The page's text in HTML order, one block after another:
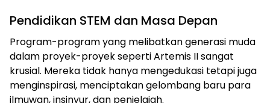
Pendidikan STEM dan Masa Depan
Program-program yang melibatkan generasi muda
dalam proyek-proyek seperti Artemis II sangat
krusial. Mereka tidak hanya mengedukasi tetapi juga
menginspirasi, menciptakan gelombang baru para
ilmuwan, insinyur, dan penjelajah.